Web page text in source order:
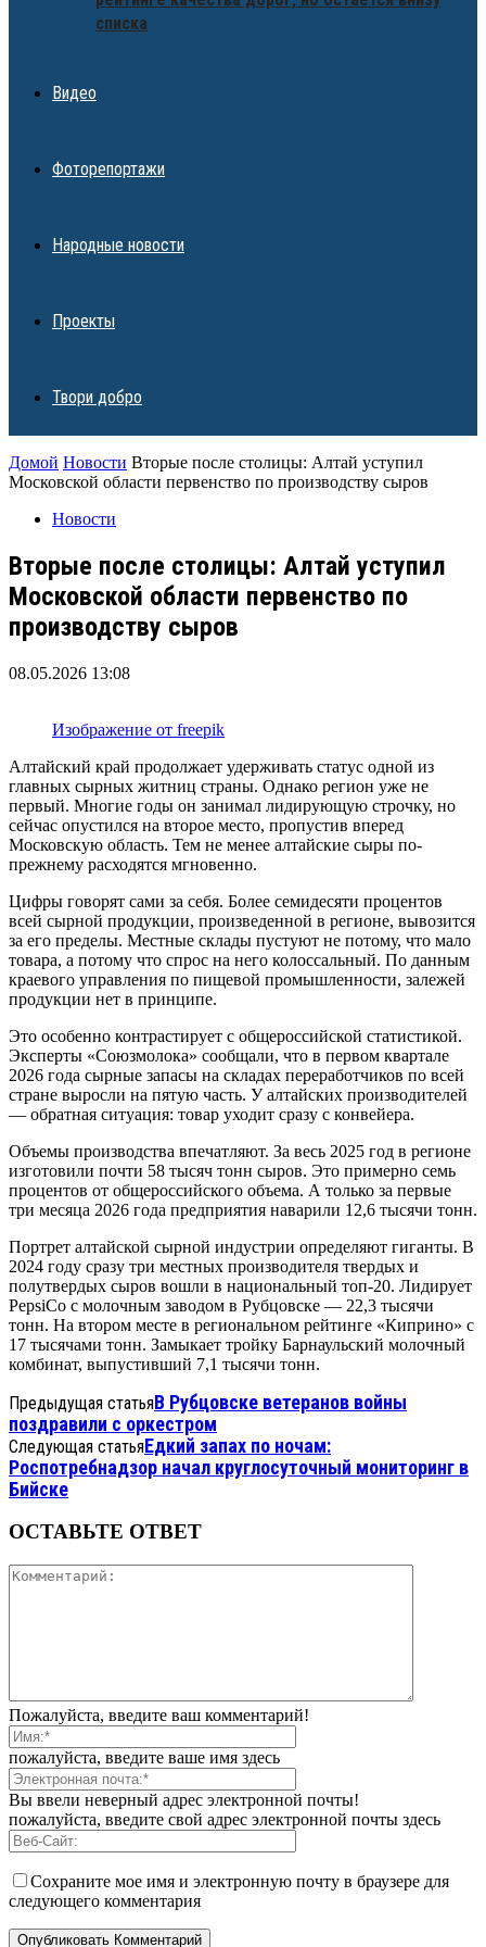
списка
Видео
Фоторепортажи
Народные новости
Проекты
Твори добро
Домой Новости Вторые после столицы: Алтай уступил
Московской области первенство по производству сыров
Новости
Вторые после столицы: Алтай уступил
Московской области первенство по
производству сыров
08.05.2026 13:08
Изображение от freepik
Алтайский край продолжает удерживать статус одной из
главных сырных житниц страны. Однако регион уже не
первый. Многие годы он занимал лидирующую строчку, но
сейчас опустился на второе место, пропустив вперед
Московскую область. Тем не менее алтайские сыры по-
прежнему расходятся мгновенно.
Цифры говорят сами за себя. Более семидесяти процентов
всей сырной продукции, произведенной в регионе, вывозится
за его пределы. Местные склады пустуют не потому, что мало
товара, а потому что спрос на него колоссальный. По данным
краевого управления по пищевой промышленности, залежей
продукции нет в принципе.
Это особенно контрастирует с общероссийской статистикой.
Эксперты «Союзмолока» сообщали, что в первом квартале
2026 года сырные запасы на складах переработчиков по всей
стране выросли на пятую часть. У алтайских производителей
— обратная ситуация: товар уходит сразу с конвейера.
Объемы производства впечатляют. За весь 2025 год в регионе
изготовили почти 58 тысяч тонн сыров. Это примерно семь
процентов от общероссийского объема. А только за первые
три месяца 2026 года предприятия наварили 12,6 тысячи тонн.
Портрет алтайской сырной индустрии определяют гиганты. В
2024 году сразу три местных производителя твердых и
полутвердых сыров вошли в национальный топ-20. Лидирует
PepsiCo с молочным заводом в Рубцовске — 22,3 тысячи
тонн. На втором месте в региональном рейтинге «Киприно» с
17 тысячами тонн. Замыкает тройку Барнаульский молочный
комбинат, выпустивший 7,1 тысячи тонн.
Предыдущая статьяВ Рубцовске ветеранов войны
поздравили с оркестром
Следующая статьяЕдкий запах по ночам:
Роспотребнадзор начал круглосуточный мониторинг в
Бийске
ОСТАВЬТЕ ОТВЕТ
Пожалуйста, введите ваш комментарий!
пожалуйста, введите ваше имя здесь
Вы ввели неверный адрес электронной почты!
пожалуйста, введите свой адрес электронной почты здесь
Сохраните мое имя и электронную почту в браузере для
следующего комментария